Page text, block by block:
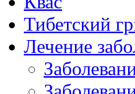
Тибетский
Лечение